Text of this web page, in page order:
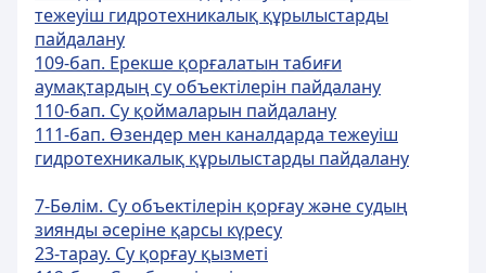
тежеуіш гидротехникалық құрылыстарды
пайдалану
109-бап. Ерекше қорғалатын табиғи
аумақтардың су объектiлерiн пайдалану
110-бап. Су қоймаларын пайдалану
111-бап. Өзендер мен каналдарда тежеуiш
гидротехникалық құрылыстарды пайдалану
7-Бөлім. Су объектілерін қорғау және судың
зиянды әсеріне қарсы күресу
23-тарау. Су қорғау қызметі